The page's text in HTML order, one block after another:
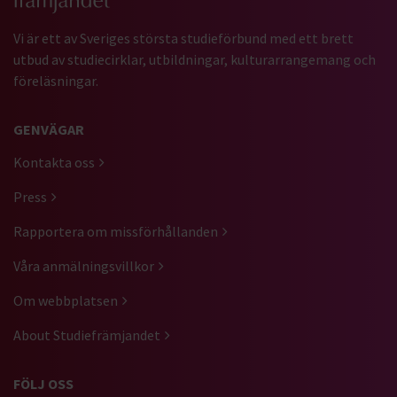
Vi är ett av Sveriges största studieförbund med ett brett
utbud av studiecirklar, utbildningar, kulturarrangemang och
föreläsningar.
GENVÄGAR
Kontakta oss
Press
Rapportera om missförhållanden
Våra anmälningsvillkor
Om webbplatsen
About Studiefrämjandet
FÖLJ OSS